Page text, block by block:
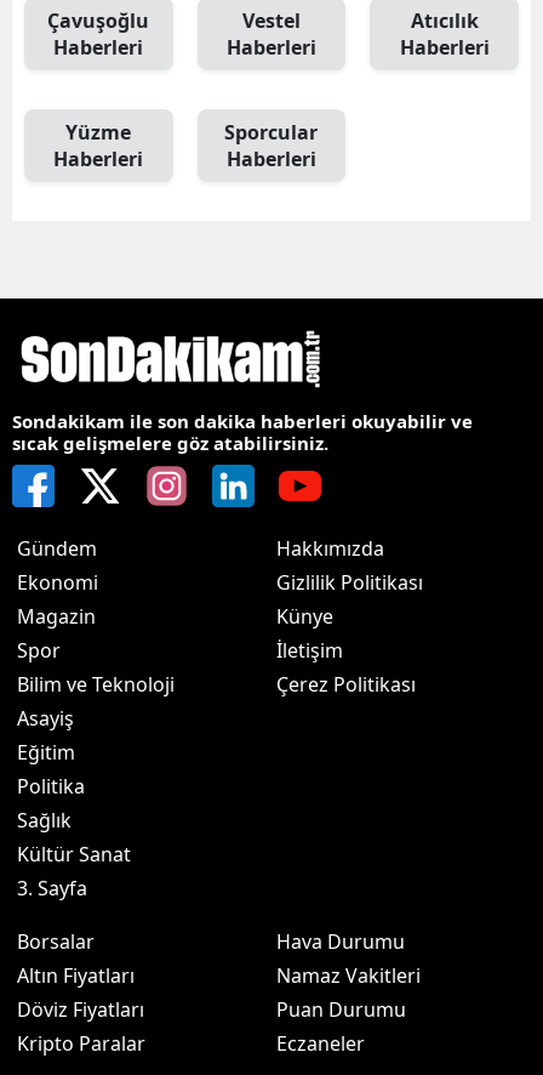
Çavuşoğlu
Haberleri
Vestel
Haberleri
Atıcılık
Haberleri
Yüzme
Haberleri
Sporcular
Haberleri
Sondakikam ile son dakika haberleri okuyabilir ve
sıcak gelişmelere göz atabilirsiniz.
Gündem
Ekonomi
Magazin
Spor
Bilim ve Teknoloji
Asayiş
Eğitim
Politika
Sağlık
Kültür Sanat
3. Sayfa
Hakkımızda
Gizlilik Politikası
Künye
İletişim
Çerez Politikası
Borsalar
Altın Fiyatları
Döviz Fiyatları
Kripto Paralar
Hava Durumu
Namaz Vakitleri
Puan Durumu
Eczaneler